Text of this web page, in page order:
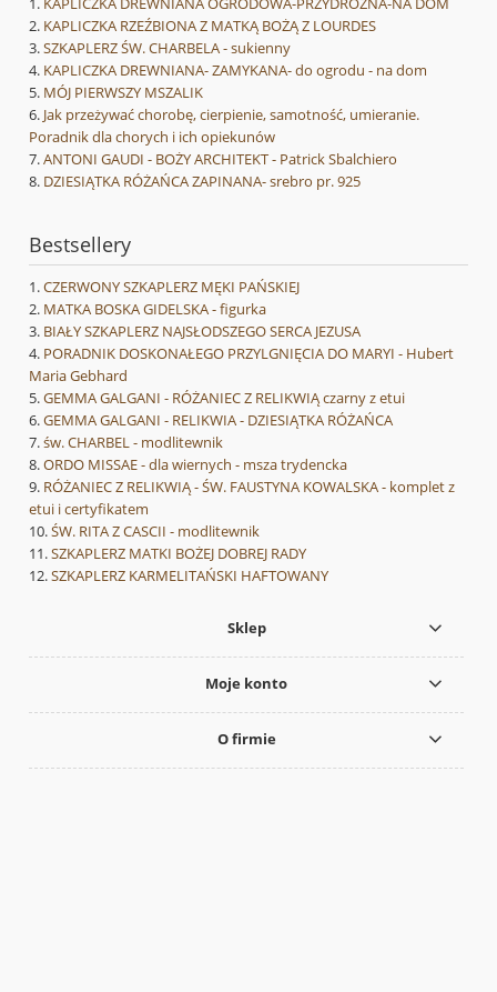
KAPLICZKA RZEŹBIONA Z MATKĄ BOŻĄ Z LOURDES
SZKAPLERZ ŚW. CHARBELA - sukienny
KAPLICZKA DREWNIANA- ZAMYKANA- do ogrodu - na dom
MÓJ PIERWSZY MSZALIK
Jak przeżywać chorobę, cierpienie, samotność, umieranie.
Poradnik dla chorych i ich opiekunów
ANTONI GAUDI - BOŻY ARCHITEKT - Patrick Sbalchiero
DZIESIĄTKA RÓŻAŃCA ZAPINANA- srebro pr. 925
Bestsellery
CZERWONY SZKAPLERZ MĘKI PAŃSKIEJ
MATKA BOSKA GIDELSKA - figurka
BIAŁY SZKAPLERZ NAJSŁODSZEGO SERCA JEZUSA
PORADNIK DOSKONAŁEGO PRZYLGNIĘCIA DO MARYI - Hubert
Maria Gebhard
GEMMA GALGANI - RÓŻANIEC Z RELIKWIĄ czarny z etui
GEMMA GALGANI - RELIKWIA - DZIESIĄTKA RÓŻAŃCA
św. CHARBEL - modlitewnik
ORDO MISSAE - dla wiernych - msza trydencka
RÓŻANIEC Z RELIKWIĄ - ŚW. FAUSTYNA KOWALSKA - komplet z
etui i certyfikatem
ŚW. RITA Z CASCII - modlitewnik
SZKAPLERZ MATKI BOŻEJ DOBREJ RADY
SZKAPLERZ KARMELITAŃSKI HAFTOWANY
Sklep
Moje konto
O firmie